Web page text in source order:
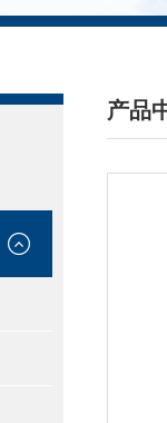
产品
/